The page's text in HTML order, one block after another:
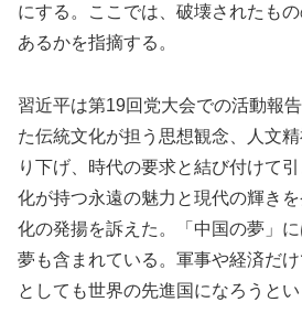
にする。ここでは、破壊されたも
あるかを指摘する。
習近平は第19回党大会での活動報
た伝統文化が担う思想観念、人文
り下げ、時代の要求と結び付けて
化が持つ永遠の魅力と現代の輝き
化の発揚を訴えた。「中国の夢」
夢も含まれている。軍事や経済だ
としても世界の先進国になろうとい